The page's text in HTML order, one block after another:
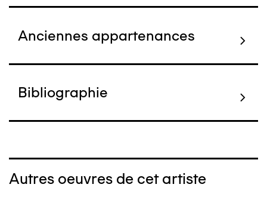
Anciennes appartenances
Bibliographie
Autres oeuvres de cet artiste